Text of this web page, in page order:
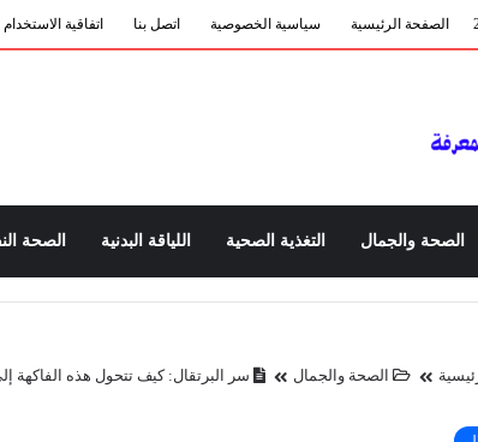
الصفحة الرئيسية سياسية الخصوصية اتصل بنا اتفاقية الاستخدام
الصحة والجمال التغذية الصحية اللياقة البدنية الصحة
الصحة والجمال سر البرتقال: كيف تتحول هذه